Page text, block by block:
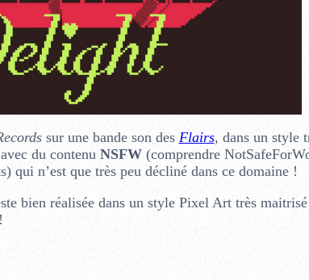
sur une bande son des Flairs, dans un style
du contenu NSFW(comprendre
qui n’est que très peu décliné dans ce domaine !
bien réalisée dans un style Pixel Art très